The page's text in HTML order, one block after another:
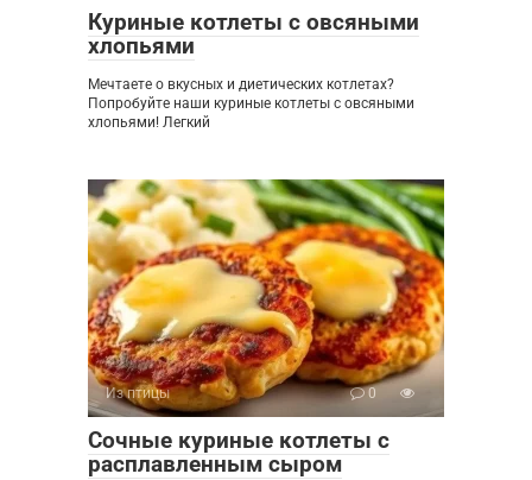
Куриные котлеты с овсяными
хлопьями
Мечтаете о вкусных и диетических котлетах?
Попробуйте наши куриные котлеты с овсяными
хлопьями! Легкий
Из птицы 0
Сочные куриные котлеты с
расплавленным сыром